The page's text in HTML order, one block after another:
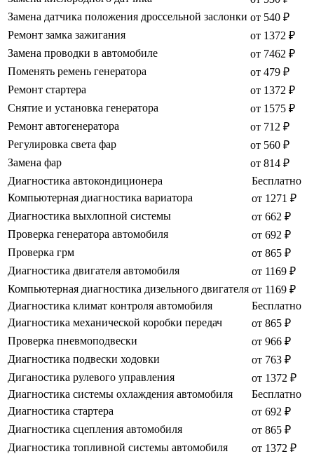
Замена датчика положения дроссельной заслонки от 540 ₽
Ремонт замка зажигания
от 1372 ₽
Замена проводки в автомобиле
от 7462 ₽
Поменять ремень генератора
от 479 ₽
Ремонт стартера
от 1372 ₽
Снятие и установка генератора
от 1575 ₽
Ремонт автогенератора
от 712 ₽
Регулировка света фар
от 560 ₽
Замена фар
от 814 ₽
Диагностика автокондиционера
Бесплатно
Компьютерная диагностика вариатора
от 1271 ₽
Диагностика выхлопной системы
от 662 ₽
Проверка генератора автомобиля
от 692 ₽
Проверка грм
от 865 ₽
Диагностика двигателя автомобиля
от 1169 ₽
Компьютерная диагностика дизельного двигателя от 1169 ₽
Диагностика климат контроля автомобиля
Бесплатно
Диагностика механической коробки передач
от 865 ₽
Проверка пневмоподвески
от 966 ₽
Диагностика подвески ходовки
от 763 ₽
Диганостика рулевого управления
от 1372 ₽
Диагностика системы охлаждения автомобиля
Бесплатно
Диагностика стартера
от 692 ₽
Диагностика сцепления автомобиля
от 865 ₽
Диагностика топливной системы автомобиля
от 1372 ₽